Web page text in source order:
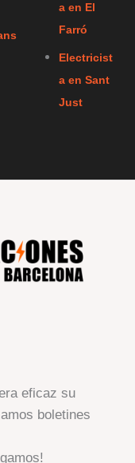
a en El
Farró
Electricist
a en Sant
Just
eficaz su
boletines